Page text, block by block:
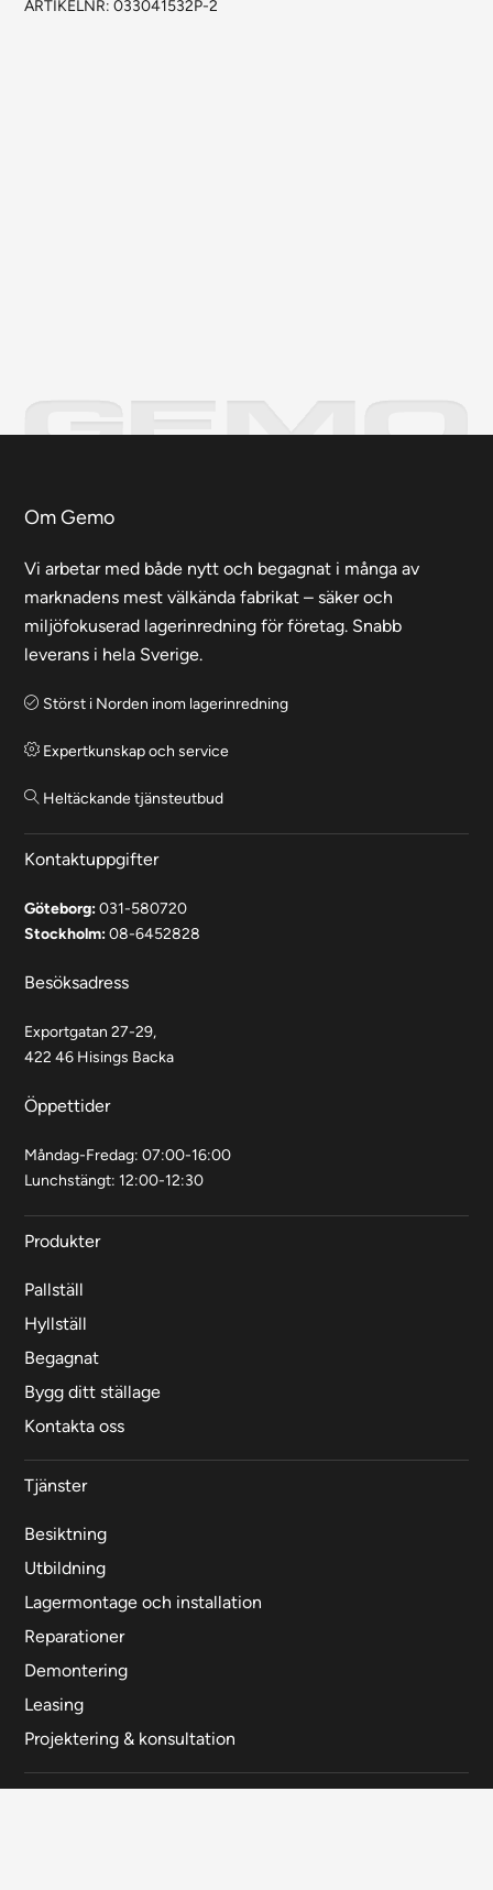
ARTIKELNR:033041532P-2
Om Gemo
Vi arbetar med både nytt och begagnat i många av
marknadens mest välkända fabrikat – säker och
miljöfokuserad lagerinredning för företag. Snabb
leverans i hela Sverige.
Störst i Norden inom lagerinredning
Expertkunskap och service
Heltäckande tjänsteutbud
Kontaktuppgifter
Göteborg:031-580720
Stockholm:08-6452828
Besöksadress
Exportgatan 27-29,
422 46 Hisings Backa
Öppettider
Måndag-Fredag: 07:00-16:00
Lunchstängt: 12:00-12:30
Produkter
Pallställ
Hyllställ
Begagnat
Bygg ditt ställage
Kontakta oss
Tjänster
Besiktning
Utbildning
Lagermontage och installation
Reparationer
Demontering
Leasing
Projektering & konsultation